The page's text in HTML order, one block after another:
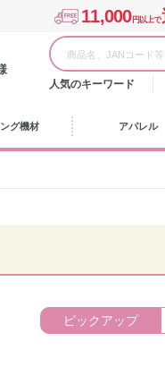
11,000円以上で
人気のキーワード
グ機材 アパレル
ピックアップ